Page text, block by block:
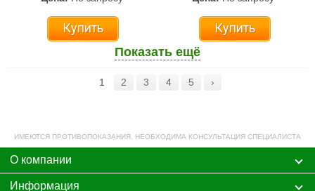
Купить Купить
Показать ещё
1 2 3 4 5 ›
ИМЕЮТСЯ ПРОТИВОПОКАЗАНИЯ. НЕОБХОДИМА КОНСУЛЬТАЦИЯ СПЕЦИАЛИСТА
О компании
Информация